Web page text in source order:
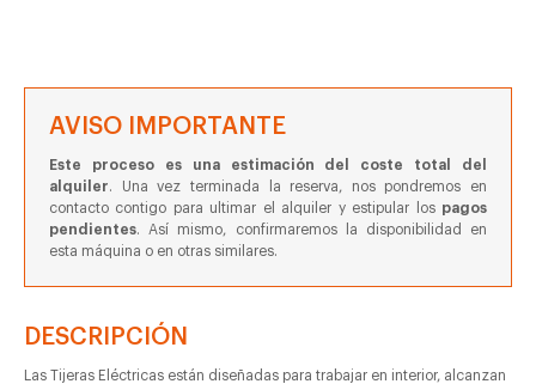
AVISO IMPORTANTE
Este proceso es una estimación del coste total del
alquiler. Una vez terminada la reserva, nos pondremos en
contacto contigo para ultimar el alquiler y estipular los pagos
pendientes. Así mismo, confirmaremos la disponibilidad en
esta máquina o en otras similares.
DESCRIPCIÓN
Las Tijeras Eléctricas están diseñadas para trabajar en interior, alcanzan